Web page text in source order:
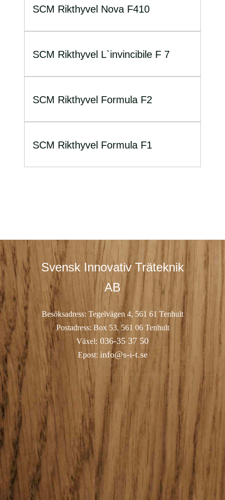
SCM Rikthyvel Nova F410
SCM Rikthyvel L`invincibile F 7
SCM Rikthyvel Formula F2
SCM Rikthyvel Formula F1
Svensk Innovativ Träteknik
AB
Besöksadress: Tegelvägen 4, 561 61 Tenhult
Postadress: Box 53, 561 06 Tenhult
Växel: 036-35 37 50
Epost: info@s-i-t.se